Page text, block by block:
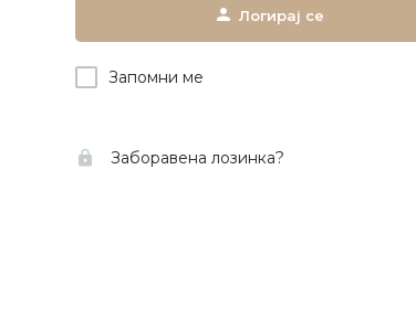
Логирај се
Запомни ме
Заборавена лозинка?